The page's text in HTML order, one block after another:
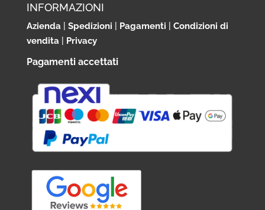
INFORMAZIONI
Azienda| Spedizioni Pagamenti
Condizioni di
vendita| Privacy
Pagamenti accettati